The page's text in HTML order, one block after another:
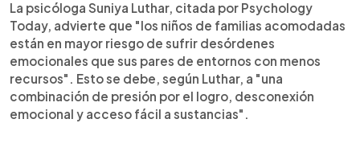
La psicóloga Suniya Luthar, citada por Psychology
Today, advierte que "los niños de familias acomodadas
están en mayor riesgo de sufrir desórdenes
emocionales que sus pares de entornos con menos
recursos". Esto se debe, según Luthar, a "una
combinación de presión por el logro, desconexión
emocional y acceso fácil a sustancias".